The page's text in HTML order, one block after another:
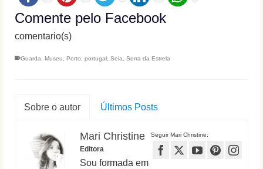
Comente pelo Facebook
comentario(s)
Guarda, Museu, Porto, portugal , Seia, Serra da Estrela
Sobre o autor Últimos Posts
Seguir Mari Christine:
Mari Christine
Editora
Sou formada em